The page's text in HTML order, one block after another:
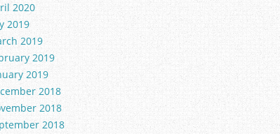
2020
2019
2019
2019
2019
2018
2018
2018